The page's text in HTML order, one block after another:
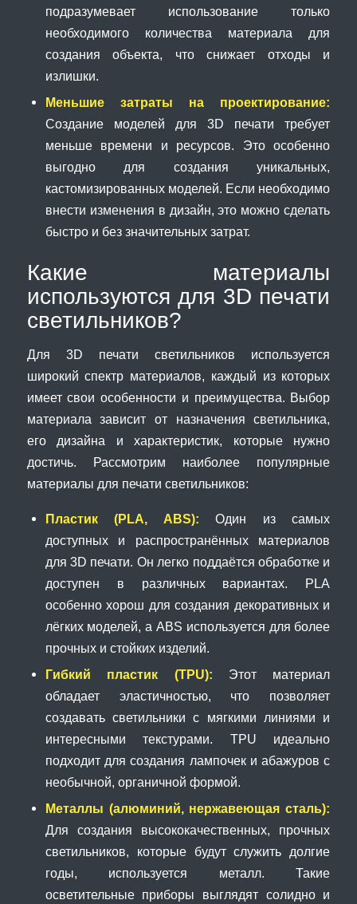
подразумевает использование только
необходимого количества материала для
создания объекта, что снижает отходы и
излишки.
Меньшие затраты на проектирование:
Создание моделей для 3D печати требует
меньше времени и ресурсов. Это особенно
выгодно для создания уникальных,
кастомизированных моделей. Если необходимо
внести изменения в дизайн, это можно сделать
быстро и без значительных затрат.
Какие материалы
используются для 3D печати
светильников?
Для 3D печати светильников используется
широкий спектр материалов, каждый из которых
имеет свои особенности и преимущества. Выбор
материала зависит от назначения светильника,
его дизайна и характеристик, которые нужно
достичь. Рассмотрим наиболее популярные
материалы для печати светильников:
Пластик (PLA, ABS): Один из самых
доступных и распространённых материалов
для 3D печати. Он легко поддаётся обработке и
доступен в различных вариантах. PLA
особенно хорош для создания декоративных и
лёгких моделей, а ABS используется для более
прочных и стойких изделий.
Гибкий пластик (TPU): Этот материал
обладает эластичностью, что позволяет
создавать светильники с мягкими линиями и
интересными текстурами. TPU идеально
подходит для создания лампочек и абажуров с
необычной, органичной формой.
Металлы (алюминий, нержавеющая сталь):
Для создания высококачественных, прочных
светильников, которые будут служить долгие
годы, используется металл. Такие
осветительные приборы выглядят солидно и